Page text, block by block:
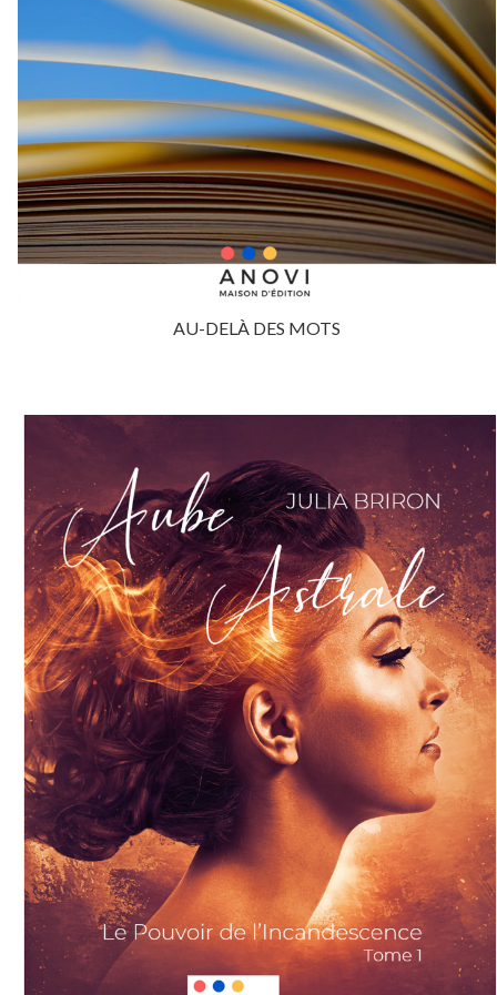
AU-DELÀ DES MOTS